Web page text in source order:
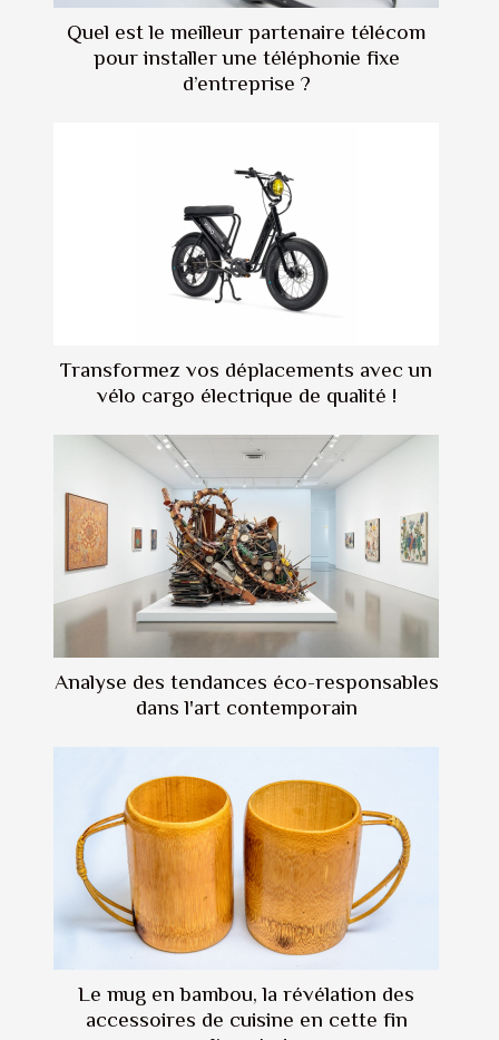
Quel est le meilleur partenaire télécom
pour installer une téléphonie fixe
d’entreprise ?
Transformez vos déplacements avec un
vélo cargo électrique de qualité !
Analyse des tendances éco-responsables
dans l'art contemporain
Le mug en bambou, la révélation des
accessoires de cuisine en cette fin